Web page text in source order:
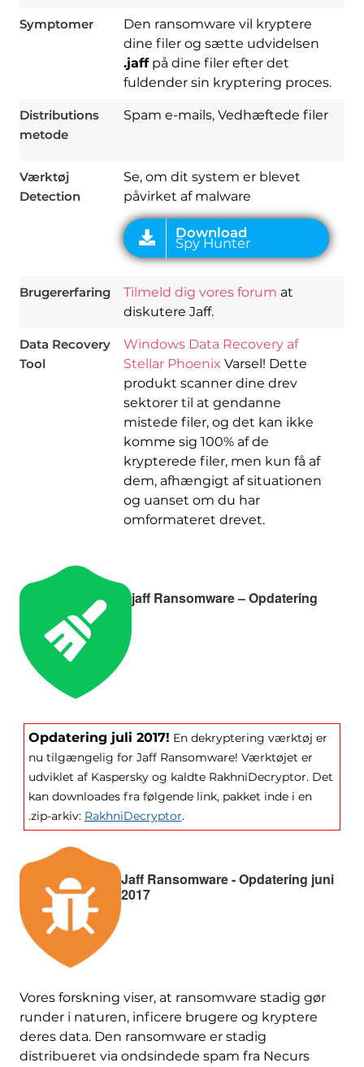
Symptomer
Den ransomware vil kryptere
dine filer og sætte udvidelsen
.jaffpå dine filer efter det
fuldender sin kryptering proces.
Distributions
metode
Spam e-mails, Vedhæftede filer
Værktøj
Detection
Se, om dit system er blevet
påvirket af malware
Download
Brugererfaring Tilmeld dig vores forum at
diskutere Jaff.
Data Recovery
Tool
Windows Data Recovery af
Stellar Phoenix Varsel! Dette
produkt scanner dine drev
sektorer til at gendanne
mistede filer, og det kan ikke
komme sig 100% af de
krypterede filer, men kun få af
dem, afhængigt af situationen
og uanset om du har
omformateret drevet.
jaff Ransomware – Opdatering
Opdatering juli 2017! En dekryptering værktøj er
nu tilgængelig for Jaff Ransomware! Værktøjet er
udviklet af Kaspersky og kaldte RakhniDecryptor. Det
kan downloades fra følgende link, pakket inde i en
.zip-arkiv: RakhniDecryptor.
Jaff Ransomware - Opdatering juni
2017
Vores forskning viser, at ransomware stadig gør
runder i naturen, inficere brugere og kryptere
deres data. Den ransomware er stadig
distribueret via ondsindede spam fra Necurs